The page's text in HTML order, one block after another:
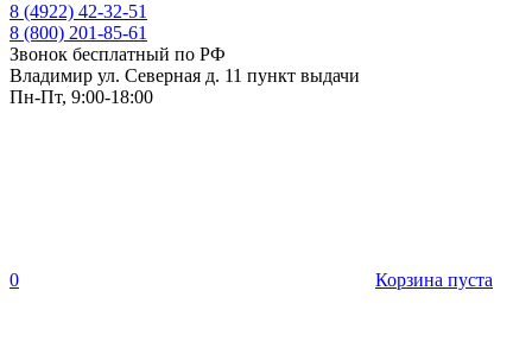
8 (4922) 42-32-51
8 (800) 201-85-61
Звонок бесплатный по РФ
Владимир ул. Северная д. 11 пункт выдачи
Пн-Пт, 9:00-18:00
0 Корзина пуста